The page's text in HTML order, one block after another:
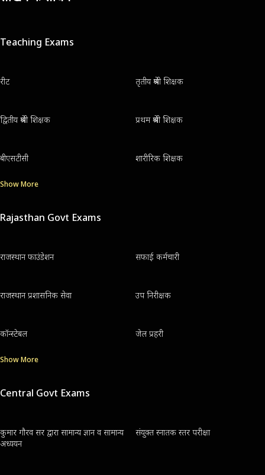
Teaching Exams
रीट तृतीय श्रेणी शिक्षक
द्वितीय श्रेणी शिक्षक प्रथम श्रेणी शिक्षक
बीएसटीसी शारीरिक शिक्षक
Show More
Rajasthan Govt Exams
राजस्थान फाउंडेशन सफाई कर्मचारी
राजस्थान प्रशासनिक सेवा उप निरीक्षक
कॉन्स्टेबल जेल प्रहरी
Show More
Central Govt Exams
कुमार गौरव सर द्वारा सामान्य ज्ञान व सामान्य
अध्ययन
संयुक्त स्नातक स्तर परीक्षा